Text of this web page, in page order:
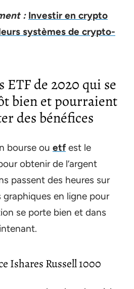
: Investir en crypto
systèmes de crypto-
ETF de 2020 qui se
bien et pourraient
des bénéfices
bourse ou etfest le
obtenir de l’argent
passent des heures sur
graphiques en ligne pour
se porte bien et dans
Ishares Russell 1000